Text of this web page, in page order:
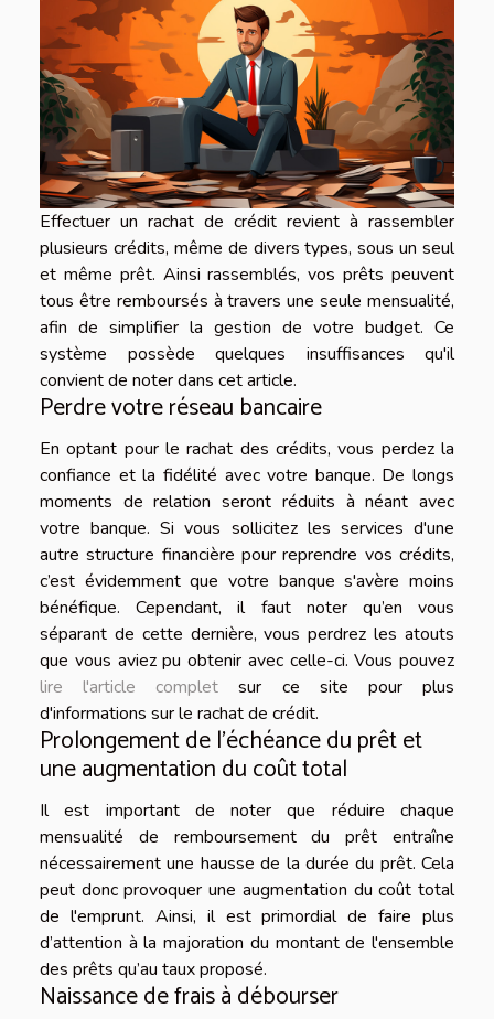
Effectuer un rachat de crédit revient à rassembler
plusieurs crédits, même de divers types, sous un seul
et même prêt. Ainsi rassemblés, vos prêts peuvent
tous être remboursés à travers une seule mensualité,
afin de simplifier la gestion de votre budget. Ce
système possède quelques insuffisances qu'il
convient de noter dans cet article.
Perdre votre réseau bancaire
En optant pour le rachat des crédits, vous perdez la
confiance et la fidélité avec votre banque. De longs
moments de relation seront réduits à néant avec
votre banque. Si vous sollicitez les services d'une
autre structure financière pour reprendre vos crédits,
c’est évidemment que votre banque s'avère moins
bénéfique. Cependant, il faut noter qu’en vous
séparant de cette dernière, vous perdrez les atouts
que vous aviez pu obtenir avec celle-ci. Vous pouvez
lire l'article complet sur ce site pour plus
d'informations sur le rachat de crédit.
Prolongement de l'échéance du prêt et
une augmentation du coût total
Il est important de noter que réduire chaque
mensualité de remboursement du prêt entraîne
nécessairement une hausse de la durée du prêt. Cela
peut donc provoquer une augmentation du coût total
de l'emprunt. Ainsi, il est primordial de faire plus
d’attention à la majoration du montant de l'ensemble
des prêts qu’au taux proposé.
Naissance de frais à débourser